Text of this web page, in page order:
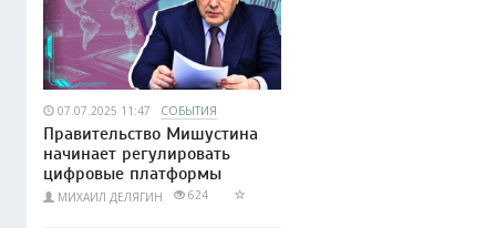
07.07.2025 11:47 СОБЫТИЯ
Правительство Мишустина
начинает регулировать
цифровые платформы
МИХАИЛ ДЕЛЯГИН 624